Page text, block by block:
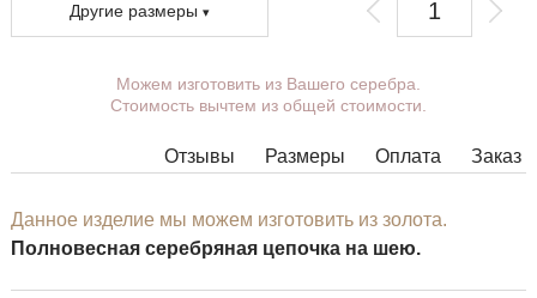
Другие размеры
Вы можете выбрать покрытие,
массу, длину, ширину, замок.
комбинациями ширины, длины и
менеджеры свяжутся с Вами.
Можем изготовить из Вашего серебра.
Стоимость вычтем из общей стоимости.
Отзывы Заказ
Оплата
Размеры
Данное изделие мы можем изготовить из золота.
Полновесная серебряная цепочка на шею.